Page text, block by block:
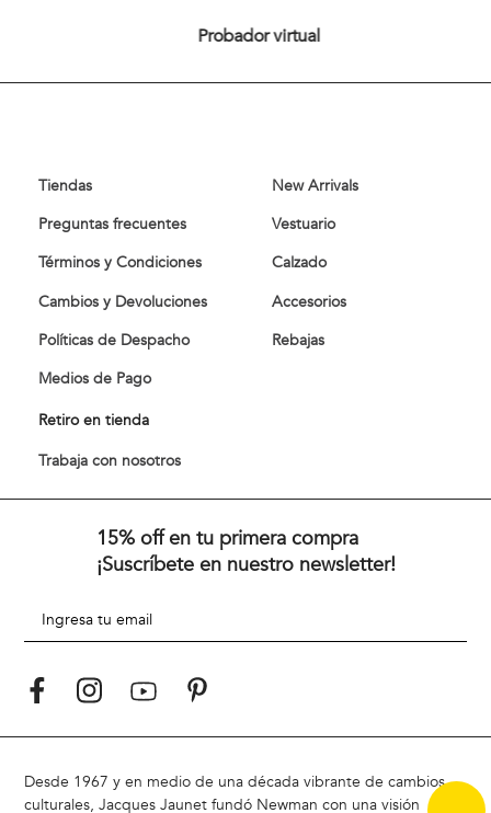
Probador virtual
Tiendas
Preguntas frecuentes
Términos y Condiciones
Cambios y Devoluciones
Políticas de Despacho
Medios de Pago
Retiro en tienda
Trabaja con nosotros
New Arrivals
Vestuario
Calzado
Accesorios
Rebajas
15% off en tu primera compra
¡Suscríbete en nuestro newsletter!
Desde 1967 y en medio de una década vibrante de cambios
culturales, Jacques Jaunet fundó Newman con una visión